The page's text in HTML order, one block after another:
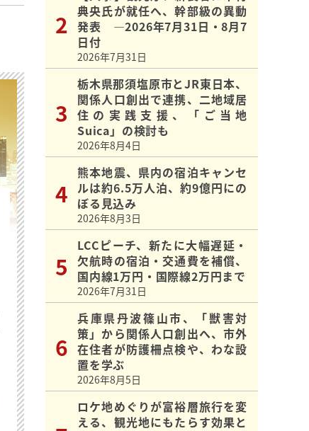
典央氏が就任へ、幹部級の異動
発表 ―2026年7月31日・8月7
日付
2026年7月31日
栃木県那須塩原市とJR東日本、
関係人口創出で連携、二地域居
住の実践支援、「ご当地
Suica」の検討も
2026年8月4日
熊本地震、県内の宿泊キャンセ
ルは約6.5万人泊、約9億円にの
ぼる見込み
2026年8月3日
LCCピーチ、新たに大幅遅延・
欠航時の宿泊・交通費を補償、
国内線1万円・国際線2万円まで
2026年7月31日
兵庫県丹波篠山市、「獣害対
策」から関係人口創出へ、市外
在住者が防護柵点検や、わな設
置を学ぶ
2026年8月5日
ロケ地めぐりが富裕層旅行を変
える、観光地にもたらす効果と